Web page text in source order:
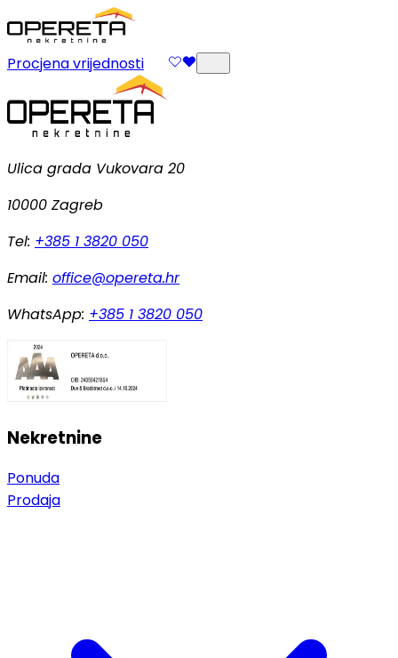
Procjena vrijednosti
Ulica grada Vukovara 20
10000 Zagreb
Tel: +385 1 3820 050
Email: office@opereta.hr
WhatsApp: +385 1 3820 050
Nekretnine
Ponuda
Prodaja